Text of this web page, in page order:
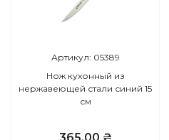
Артикул: 05389
Нож кухонный из
нержавеющей стали синий 15
см